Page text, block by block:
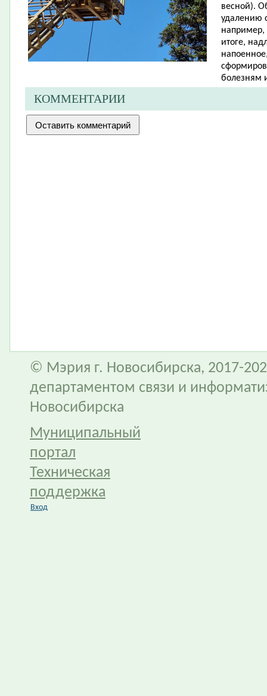
весной).
удалению
например,
итоге,
болезням
КОММЕНТАРИИ
© Мэрия г. Новосибирска, 2017-
департаментом связи и
Новосибирска
Муниципальный
портал
Техническая
поддержка
Вход